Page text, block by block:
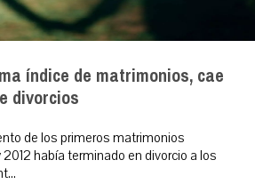
índice de matrimonios, cae
divorcios
de los primeros matrimonios
había terminado en divorcio a los